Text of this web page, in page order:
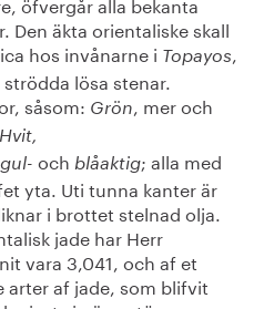
Den äkta orientaliske skall
hos invånarne i Topayos,
lösa stenar.
såsom: Grön, mer och
gul- och blåaktig; alla med
yta. Uti tunna kanter är
i brottet stelnad olja.
jade har Herr
vara 3,041, och af et
arter af jade, som blifvit